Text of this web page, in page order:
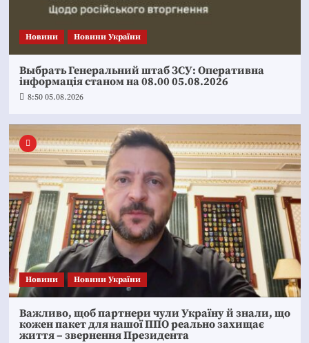
Новини Новини України
Выбрать Генеральний штаб ЗСУ: Оперативна
інформація станом на 08.00 05.08.2026
8:50 05.08.2026
Новини Новини України
Важливо, щоб партнери чули Україну й знали, що
кожен пакет для нашої ППО реально захищає
життя – звернення Президента